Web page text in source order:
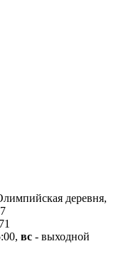
деревня,
, вс - выходной